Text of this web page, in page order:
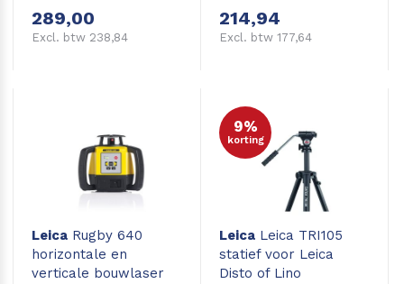
289,00
Excl. btw 238,84
214,94
Excl. btw 177,64
Leica Rugby 640
horizontale en
verticale bouwlaser
9%
korting
Leica Leica TRI105
statief voor Leica
Disto of Lino